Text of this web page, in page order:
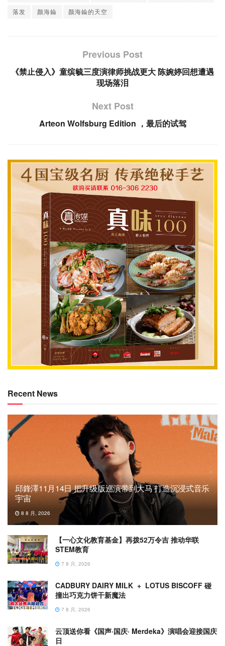
落发
颜海錀 颜海錀的天空
Previous Post
《禁止侵入》童缤毓三度演律师挑战更大 陈婉婷回想遭遇
现场落泪
Next Post
Arteon Wolfsburg Edition ，最后的试驾
Recent News
邱鋒澤11月14日 把升级版巡演带到大马 打造沉浸式音乐
宇宙
8 8 月, 2026
【一心文化教育基金】再拨52万令吉 推动华联
STEM教育
7 8 月, 2026
CADBURY DAIRY MILK + LOTUS BISCOFF 碰
撞出巧克力饼干新魔法
7 8 月, 2026
云顶送你看《国声·国庆· Merdeka》演唱会迎接国庆
日